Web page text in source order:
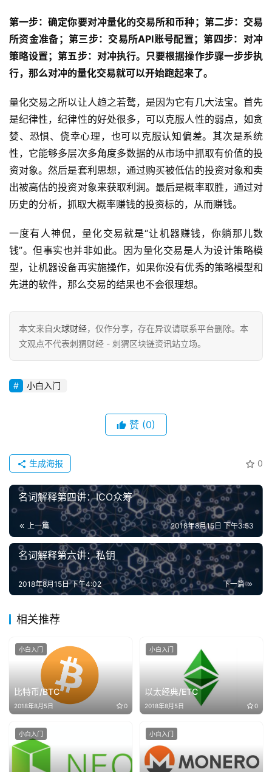
第一步：确定你要对冲量化的交易所和币种；第二步：交易
所资金准备；第三步：交易所API账号配置；第四步：对冲
策略设置；第五步：对冲执行。只要根据操作步骤一步步执
行，那么对冲的量化交易就可以开始跑起来了。
量化交易之所以让人趋之若鹜，是因为它有几大法宝。首先
是纪律性，纪律性的好处很多，可以克服人性的弱点，如贪
婪、恐惧、侥幸心理，也可以克服认知偏差。其次是系统
性，它能够多层次多角度多数据的从市场中抓取有价值的投
资对象。然后是套利思想，通过购买被低估的投资对象和卖
出被高估的投资对象来获取利润。最后是概率取胜，通过对
历史的分析，抓取大概率赚钱的投资标的，从而赚钱。
一度有人神侃，量化交易就是“让机器赚钱，你躺那儿数
钱”。但事实也并非如此。因为量化交易是人为设计策略模
型，让机器设备再实施操作，如果你没有优秀的策略模型和
先进的软件，那么交易的结果也不会很理想。
本文来自火球财经，仅作分享，存在异议请联系平台删除。本
文观点不代表刺猬财经 - 刺猬区块链资讯站立场。
小白入门
赞 (0)
0
生成海报
名词解释第四讲：ICO众筹
上一篇 2018年8月15日 下午3:53
名词解释第六讲：私钥
下一篇
2018年8月15日 下午4:02
相关推荐
比特币/BTC
2018年8月5日 0
小白入门
以太经典/ETC
2018年8月5日 0
小白入门
小白入门 小白入门